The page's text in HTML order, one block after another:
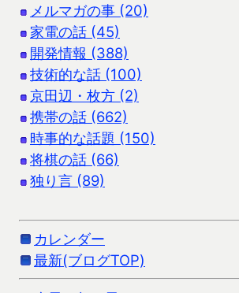
メルマガの事 (20)
家電の話 (45)
開発情報 (388)
技術的な話 (100)
京田辺・枚方 (2)
携帯の話 (662)
時事的な話題 (150)
将棋の話 (66)
独り言 (89)
カレンダー
最新(ブログTOP)